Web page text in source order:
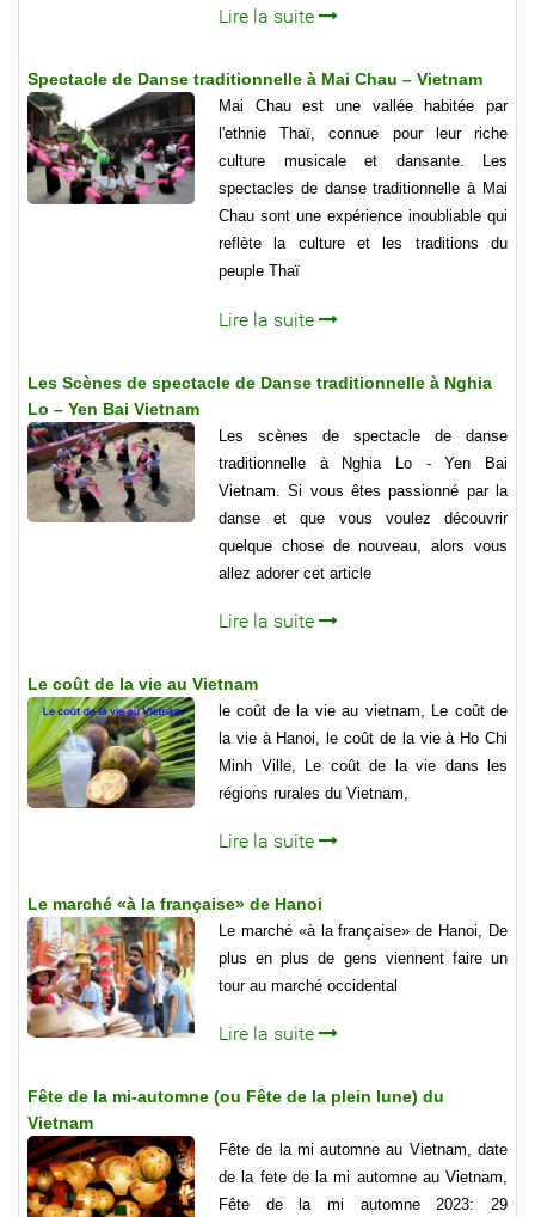
Lire la suite
Spectacle de Danse traditionnelle à Mai Chau – Vietnam
Mai Chau est une vallée habitée par
l'ethnie Thaï, connue pour leur riche
culture musicale et dansante. Les
spectacles de danse traditionnelle à Mai
Chau sont une expérience inoubliable qui
reflète la culture et les traditions du
peuple Thaï
Lire la suite
Les Scènes de spectacle de Danse traditionnelle à Nghia
Lo – Yen Bai Vietnam
Les scènes de spectacle de danse
traditionnelle à Nghia Lo - Yen Bai
Vietnam. Si vous êtes passionné par la
danse et que vous voulez découvrir
quelque chose de nouveau, alors vous
allez adorer cet article
Lire la suite
Le coût de la vie au Vietnam
le coût de la vie au vietnam, Le coût de
la vie à Hanoi, le coût de la vie à Ho Chi
Minh Ville, Le coût de la vie dans les
régions rurales du Vietnam,
Lire la suite
Le marché «à la française» de Hanoi
Le marché «à la française» de Hanoi, De
plus en plus de gens viennent faire un
tour au marché occidental
Lire la suite
Fête de la mi-automne (ou Fête de la plein lune) du
Vietnam
Fête de la mi automne au Vietnam, date
de la fete de la mi automne au Vietnam,
Fête de la mi automne 2023: 29